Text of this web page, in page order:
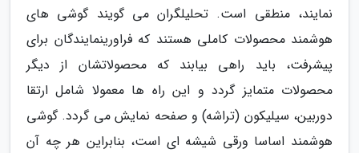
نمایند، منطقی است. تحلیلگران می گویند گوشی های
هوشمند محصولات کاملی هستند که فراورینمایندگان برای
پیشرفت، باید راهی بیابند که محصولاتشان از دیگر
محصولات متمایز گردد و این راه ها معمولا شامل ارتقا
دوربین، سیلیکون (تراشه) و صفحه نمایش می گردد. گوشی
هوشمند اساسا ورقی شیشه ای است، بنابراین هر چه آن